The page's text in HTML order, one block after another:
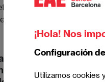
y el presupuesto
y capacitando
figura estratégicamuy
y profundizar
¡Hola! Nos
Configuración
Utilizamos cookies